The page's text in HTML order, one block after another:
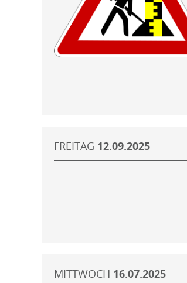
FREITAG 12.09.2025
MITTWOCH 16.07.2025